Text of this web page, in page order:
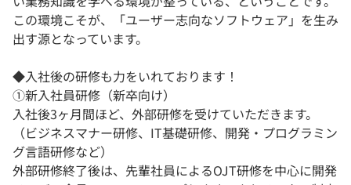
この環境こそが、「ユーザー志向なソフトウェア」を生み
出す源となっています。
◆入社後の研修も力をいれております！
①新入社員研修（新卒向け）
入社後3ヶ月間ほど、外部研修を受けていただきます。
（ビジネスマナー研修、IT基礎研修、開発・プログラミン
グ言語研修など）
外部研修終了後は、先輩社員によるOJT研修を中心に開発